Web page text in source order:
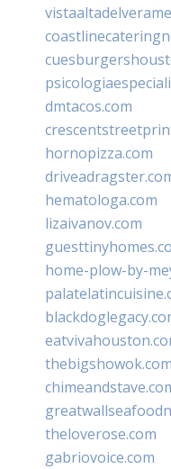
dmtacos.com
hornopizza.com
hematologa.com
lizaivanov.com
home-plow-by-
thebigshowok.com
theloverose.com
gabriovoice.com